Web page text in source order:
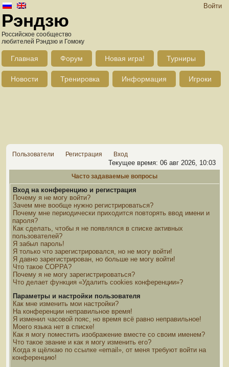
Войти
Рэндзю
Российское сообщество
любителей Рэндзю и Гомоку
Главная Форум Новая игра! Турниры
Новости Тренировка Информация Игроки
Пользователи Регистрация Вход
Текущее время: 06 авг 2026, 10:03
Часто задаваемые вопросы
Вход на конференцию и регистрация
Почему я не могу войти?
Зачем мне вообще нужно регистрироваться?
Почему мне периодически приходится повторять ввод имени и
пароля?
Как сделать, чтобы я не появлялся в списке активных
пользователей?
Я забыл пароль!
Я только что зарегистрировался, но не могу войти!
Я давно зарегистрирован, но больше не могу войти!
Что такое COPPA?
Почему я не могу зарегистрироваться?
Что делает функция «Удалить cookies конференции»?
Параметры и настройки пользователя
Как мне изменить мои настройки?
На конференции неправильное время!
Я изменил часовой пояс, но время всё равно неправильное!
Моего языка нет в списке!
Как я могу поместить изображение вместе со своим именем?
Что такое звание и как я могу изменить его?
Когда я щёлкаю по ссылке «email», от меня требуют войти на
конференцию!